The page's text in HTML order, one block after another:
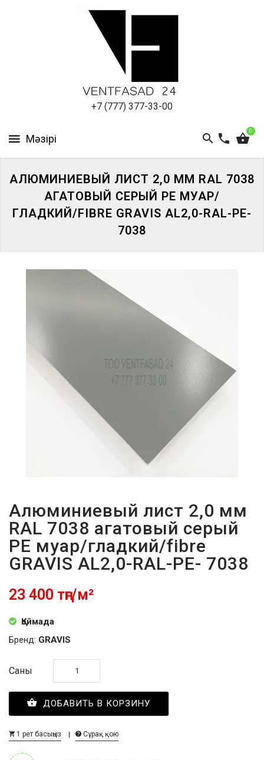
+7 (777) 377-33-00
0
ПАНЕЛИ
АЛЮМИНИЕВЫЙ ЛИСТ 2,0 ММ RAL 7038
АГАТОВЫЙ СЕРЫЙ PE МУАР/
ГЛАДКИЙ/FIBRE GRAVIS AL2,0-RAL-PE-
7038
Алюминиевый лист 2,0 мм
RAL 7038 агатовый серый
PE муар/гладкий/fibre
GRAVIS AL2,0-RAL-PE- 7038
23 400 тңг/м²
Қоймада
Бренд: GRAVIS
Саны
ДОБАВИТЬ В КОРЗИНУ
1 рет басыңыз Сұрақ қою